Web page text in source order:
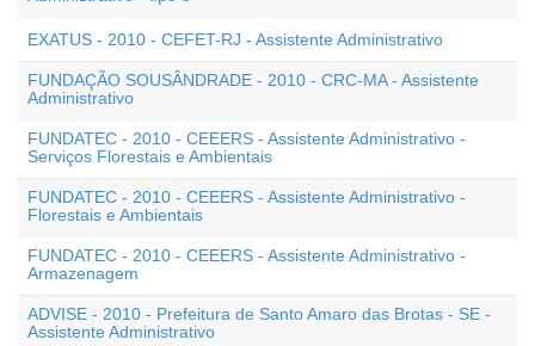
EXATUS - 2010 - CEFET-RJ - Assistente Administrativo
FUNDAÇÃO SOUSÂNDRADE - 2010 - CRC-MA - Assistente
Administrativo
FUNDATEC - 2010 - CEEERS - Assistente Administrativo -
Serviços Florestais e Ambientais
FUNDATEC - 2010 - CEEERS - Assistente Administrativo -
Florestais e Ambientais
FUNDATEC - 2010 - CEEERS - Assistente Administrativo -
Armazenagem
ADVISE - 2010 - Prefeitura de Santo Amaro das Brotas - SE -
Assistente Administrativo